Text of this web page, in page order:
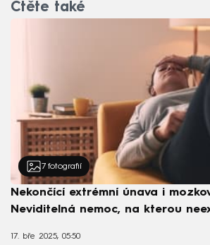
Čtěte také
7 fotografií
Nekončící extrémní únava i
Neviditelná nemoc, na kterou
17. bře 2025, 05:50